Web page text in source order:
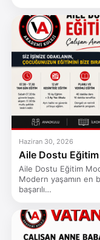
Haziran 30, 2026
Aile Dostu
Aile Dostu Eğitim
Modern yaşamın en
başarılı…